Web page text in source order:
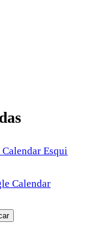
Esqui
Calendar